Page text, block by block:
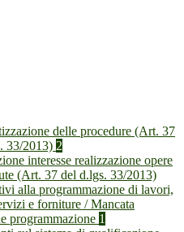
delle procedure (Art. 37
33/2013) 2
interesse realizzazione opere
(Art. 37 del d.lgs. 33/2013)
alla programmazione di lavori,
e forniture / Mancata
programmazione 1